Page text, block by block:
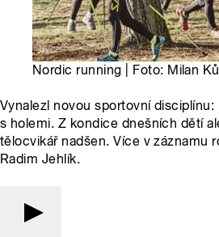
Nordic running | Foto: Milan
Vynalezl novou sportovní
s holemi. Z kondice dnešních dětí
tělocvikář nadšen. Více v záznamu
Radim Jehlík.